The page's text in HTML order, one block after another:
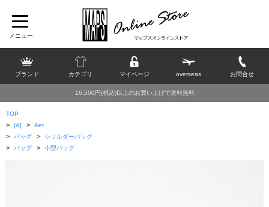
ブランド カテゴリ マイページ overseas お問合せ
16,500円(税込)以上のお買い上げで送料無料
TOP
> [A] > Aer
> バッグ > ショルダーバッグ
> バッグ > 小型バッグ